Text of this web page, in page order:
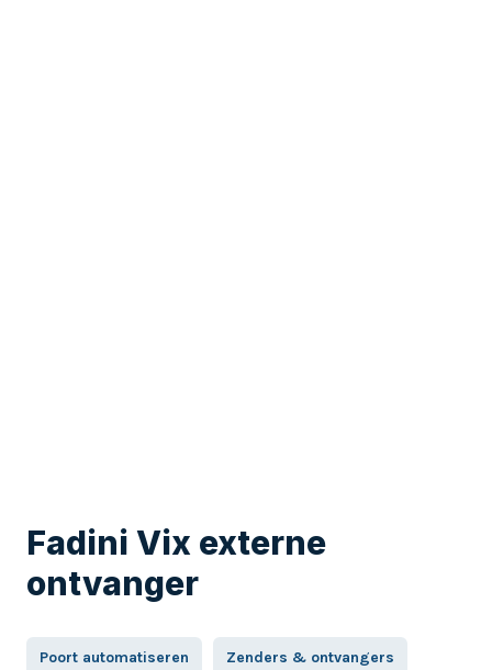
Fadini Vix externe
ontvanger
Poort automatiseren Zenders & ontvangers